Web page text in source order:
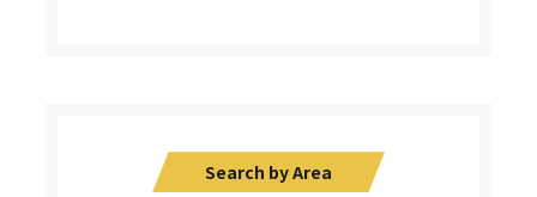
Search by Area